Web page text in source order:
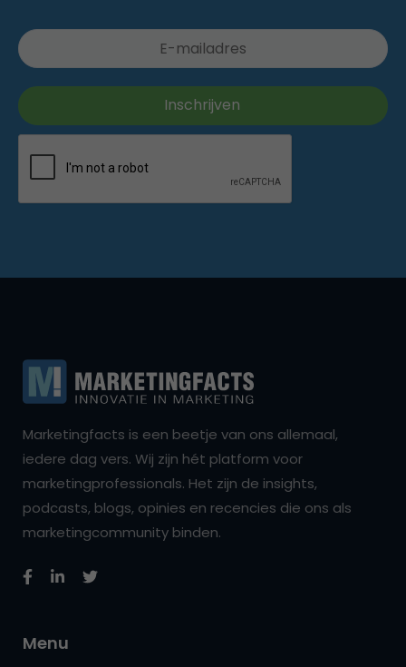
Marketingfacts is een beetje van ons allemaal,
iedere dag vers. Wij zijn hét platform voor
marketingprofessionals. Het zijn de insights,
podcasts, blogs, opinies en recencies die ons als
marketingcommunity binden.
Menu